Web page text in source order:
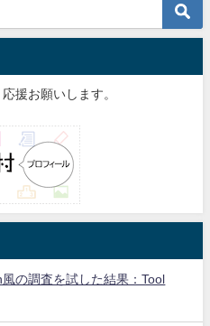
援お願いします。
の調査を試した結果：Tool